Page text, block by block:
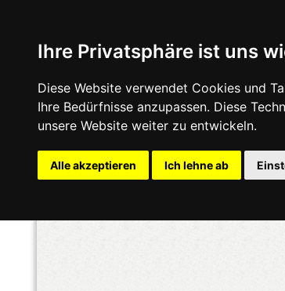
Ihre Privatsphäre ist uns
Diese Website verwendet Cookies und
Ihre Bedürfnisse anzupassen. Diese
unsere Website weiter zu entwickeln.
Alle akzeptieren Ich lehne ab